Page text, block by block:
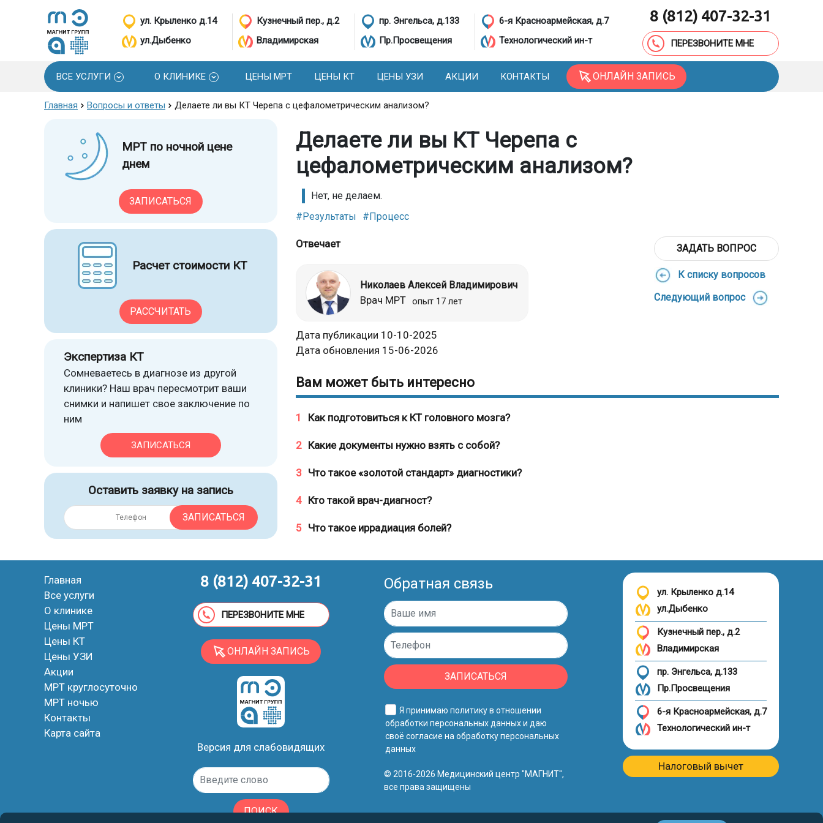
ул. Крыленко д.14
ул.Дыбенко
Кузнечный пер., д.2
Владимирская
пр. Энгельса, д.133
Пр.Просвещения
6-я Красноармейская, д.7
Технологический ин-т
8 (812) 407-32-31
ПЕРЕЗВОНИТЕ МНЕ
ВСЕ УСЛУГИ О КЛИНИКЕ ЦЕНЫ МРТ ЦЕНЫ КТ ЦЕНЫ УЗИ АКЦИИ КОНТАКТЫ ОНЛАЙН ЗАПИСЬ
Главная Вопросы и ответы Делаете ли вы КТ Черепа с цефалометрическим анализом?
МРТ по ночной цене
днем
ЗАПИСАТЬСЯ
Расчет стоимости КТ
РАССЧИТАТЬ
Экспертиза КТ
Сомневаетесь в диагнозе из другой
клиники? Наш врач пересмотрит ваши
снимки и напишет свое заключение по
ним
ЗАПИСАТЬСЯ
Оставить заявку на запись
ЗАПИСАТЬСЯ
Делаете ли вы КТ Черепа с
цефалометрическим анализом?
Нет, не делаем.
#Результаты
#Процесс
Отвечает
Николаев Алексей Владимирович
Врач МРТ опыт 17 лет
Дата публикации 10-10-2025
Дата обновления 15-06-2026
ЗАДАТЬ ВОПРОС
К списку вопросов
Следующий вопрос
Вам может быть интересно
1 Как подготовиться к КТ головного мозга?
2 Какие документы нужно взять с собой?
3 Что такое «золотой стандарт» диагностики?
4 Кто такой врач-диагност?
5 Что такое иррадиация болей?
Главная
Все услуги
О клинике
Цены МРТ
Цены КТ
Цены УЗИ
Акции
МРТ круглосуточно
МРТ ночью
Контакты
Карта сайта
8 (812) 407-32-31
ПЕРЕЗВОНИТЕ МНЕ
ОНЛАЙН ЗАПИСЬ
Версия для слабовидящих
ПОИСК
Обратная связь
ЗАПИСАТЬСЯ
Я принимаюполитику в отношении
обработки персональных данныхи даю
своёсогласие на обработку персональных
данных
© 2016-2026 Медицинский центр "МАГНИТ",
все права защищены
ул. Крыленко д.14
ул.Дыбенко
Кузнечный пер., д.2
Владимирская
пр. Энгельса, д.133
Пр.Просвещения
6-я Красноармейская, д.7
Технологический ин-т
Налоговый вычет